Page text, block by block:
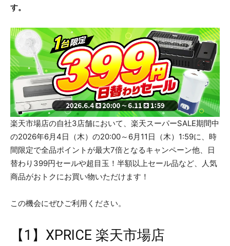
す。
楽天市場店の自社3店舗において、楽天スーパーSALE期間中
の2026年6月4日（木）の20:00～6月11日（木）1:59に、時
間限定で全品ポイントが最大7倍となるキャンペーン他、日
替わり399円セールや超目玉！半額以上セール品など、人気
商品がおトクにお買い物いただけます！
この機会にぜひご利用ください。
【1】XPRICE 楽天市場店